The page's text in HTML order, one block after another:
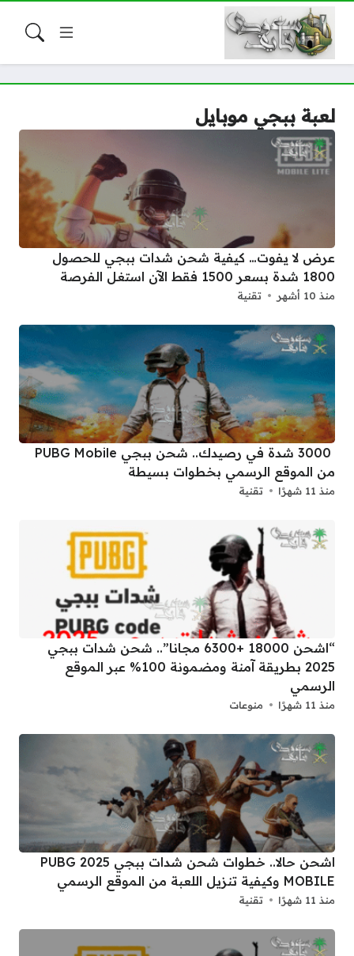
لعبة ببجي موبايل
عرض لا يفوت… كيفية شحن شدات ببجي للحصول
1800 شدة بسعر 1500 فقط الآن استغل الفرصة
منذ 10 أشهر تقنية
3000 شدة في رصيدك.. شحن ببجي PUBG Mobile
من الموقع الرسمي بخطوات بسيطة
منذ 11 شهرًا تقنية
“اشحن 18000 +6300 مجانا”.. شحن شدات ببجي
2025 بطريقة آمنة ومضمونة 100% عبر الموقع
الرسمي
منذ 11 شهرًا منوعات
اشحن حالا.. خطوات شحن شدات ببجي 2025 PUBG
MOBILE وكيفية تنزيل اللعبة من الموقع الرسمي
منذ 11 شهرًا تقنية